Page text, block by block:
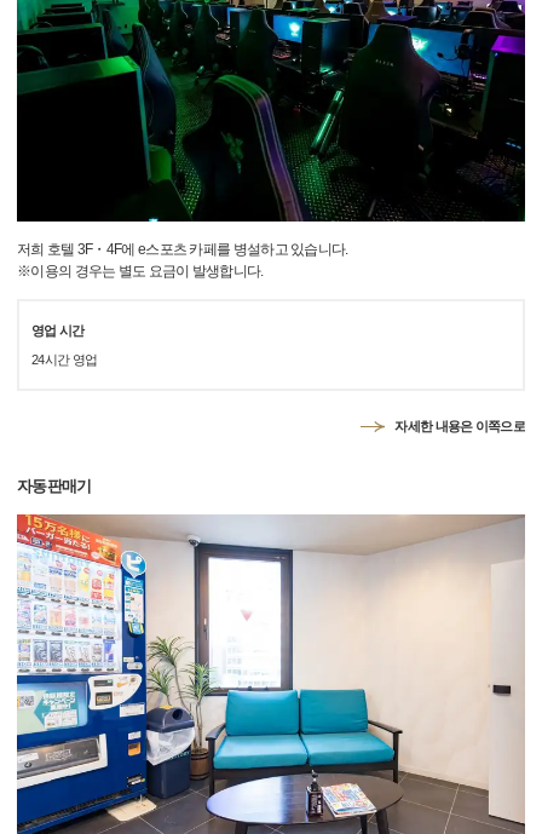
저희 호텔 3F・4F에 e스포츠 카페를 병설하고 있습니다.
※이용의 경우는 별도 요금이 발생합니다.
영업 시간
24시간 영업
자세한 내용은 이쪽으로
자동판매기